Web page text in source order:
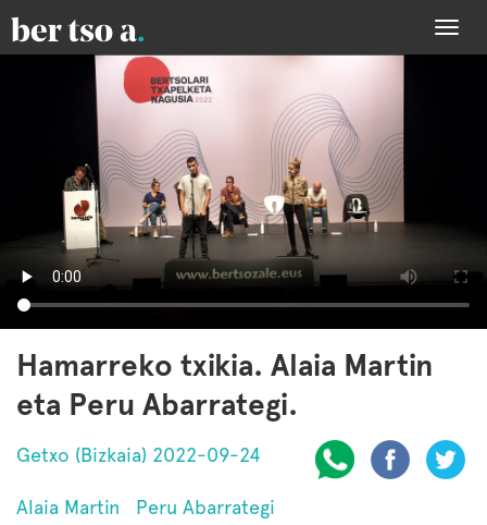
Hamarreko txikia. Alaia Martin
eta Peru Abarrategi.
Getxo (Bizkaia) 2022-09-24
Alaia Martin
Peru Abarrategi